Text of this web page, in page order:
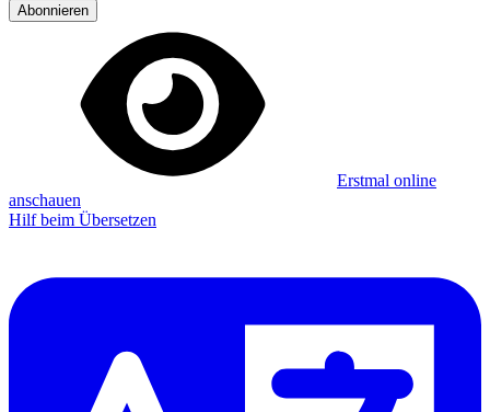
Abonnieren
Erstmal online
anschauen
Hilf beim Übersetzen